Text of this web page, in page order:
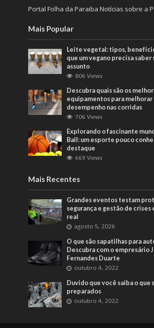
Portal Folha da Paraiba Notícias sobre a
Mais Popular
Leite vegetal: tipos,
que um vegano precisa saber
assunto
806 Views
Descubra quais são os
equipamentos para melhorar
desempenho nas corridas
706 Views
Explorando o fascinante
Ball: um esporte pouco
destaque
669 Views
Mais Recentes
Grandes eventos testam
segurança e gestão de crises
real
agosto 5, 2026
O que são sapatilhas para
Descubra com o empresário
Fernandes Duarte
outubro 4, 2022
Duvido que você saiba o que
preparados
outubro 4, 2022